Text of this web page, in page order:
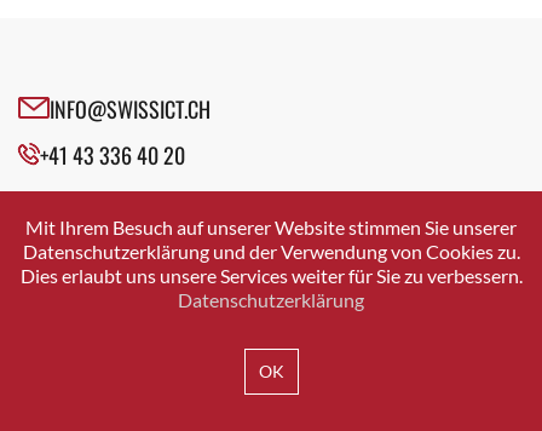
INFO@SWISSICT.CH
+41 43 336 40 20
SWISSICT
VULKANSTRASSE 120
8048 ZURICH
Mit Ihrem Besuch auf unserer Website stimmen Sie unserer
Datenschutzerklärung und der Verwendung von Cookies zu.
Dies erlaubt uns unsere Services weiter für Sie zu verbessern.
Datenschutzerklärung
OK